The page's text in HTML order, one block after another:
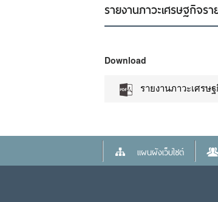
รายงานภาวะเศรษฐกิจ
Download
รายงานภาวะเศรษ
แผนผังเว็บไซต์